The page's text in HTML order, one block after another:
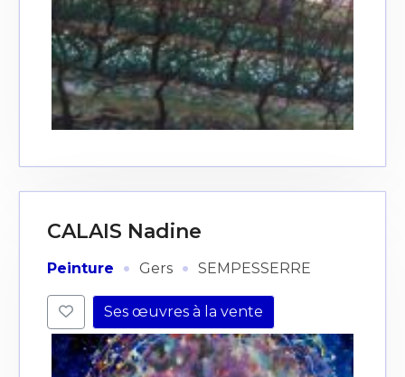
CALAIS Nadine
Peinture · Gers · SEMPESSERRE
Ses œuvres à la vente